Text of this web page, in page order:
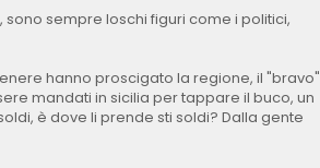
sempre loschi figuri come i politici,
hanno proscigato la regione, il "bravo"
mandati in sicilia per tappare il buco, un
è dove li prende sti soldi? Dalla gente